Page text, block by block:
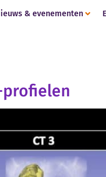
& evenementen
profielen